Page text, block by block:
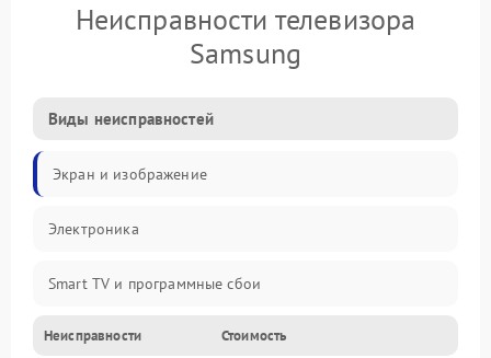
Неисправности телевизора
Samsung
Виды неисправностей
Экран и изображение
Электроника
Smart TV и программные сбои
Питание и запуск
Неисправности Стоимость